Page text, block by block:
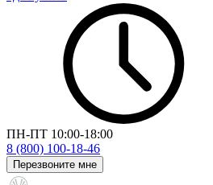
ПН-ПТ 10:00-18:00
8 (800) 100-18-46
Перезвоните мне